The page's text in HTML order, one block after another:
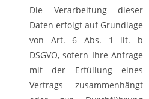
Die Verarbeitung dieser
Daten erfolgt auf Grundlage
von Art. 6 Abs. 1 lit. b
DSGVO, sofern Ihre Anfrage
mit der Erfüllung eines
Vertrags zusammenhängt